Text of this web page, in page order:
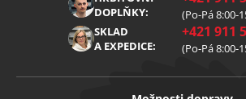
DOPLŇKY:
(Po-Pá 8:00-
SKLAD
A EXPEDICE:
+421 911
(Po-Pá 8:00-